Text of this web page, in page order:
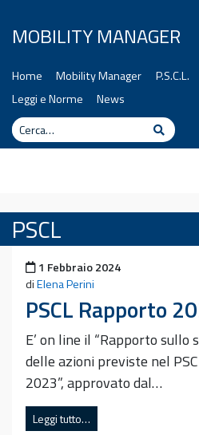
MOBILITY MANAGER
Home Mobility Manager P.S.C.L.
Leggi e Norme
News
Cerca
Cerca
PSCL
Pubblicato il
1 Febbraio 2024
diElena Perini
PSCL Rapporto
E’ on line il “Rapporto
delle azioni previste nel
2023”, approvato dal…
Leggi tutto…